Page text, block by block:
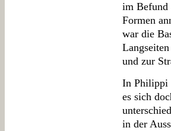
im Befund
Formen
war die
und zur
In Philippi
es sich
in der